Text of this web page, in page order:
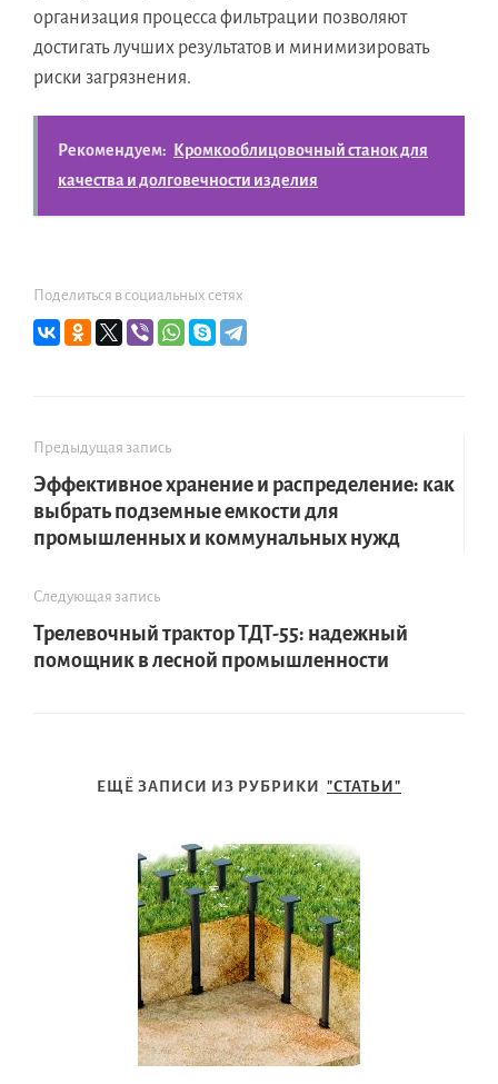
организация процесса фильтрации позволяют
достигать лучших результатов и минимизировать
риски загрязнения.
Рекомендуем:
Кромкооблицовочный станок для
качества и долговечности изделия
Поделиться в социальных сетях
Предыдущая запись
Эффективное хранение и распределение: как
выбрать подземные емкости для
промышленных и коммунальных нужд
Следующая запись
Трелевочный трактор ТДТ-55: надежный
помощник в лесной промышленности
ЕЩЁ ЗАПИСИ ИЗ РУБРИКИ "СТАТЬИ"